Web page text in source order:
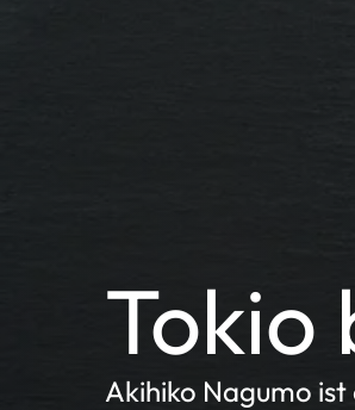
Tokio
Akihiko Nagumo